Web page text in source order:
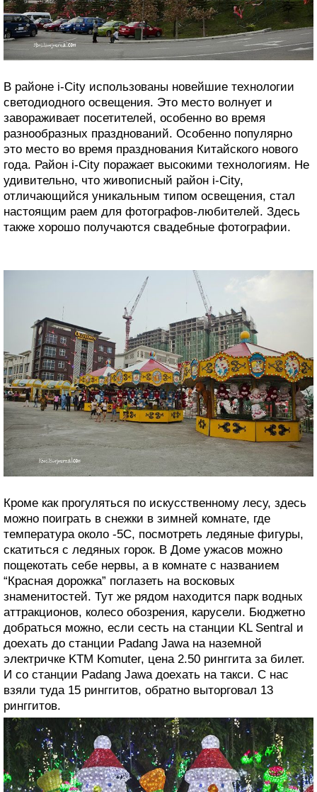
В районе i-City использованы новейшие технологии
светодиодного освещения. Это место волнует и
завораживает посетителей, особенно во время
разнообразных празднований. Особенно популярно
это место во время празднования Китайского нового
года. Район i-City поражает высокими технологиям. Не
удивительно, что живописный район i-City,
отличающийся уникальным типом освещения, стал
настоящим раем для фотографов-любителей. Здесь
также хорошо получаются свадебные фотографии.
Кроме как прогуляться по искусственному лесу, здесь
можно поиграть в снежки в зимней комнате, где
температура около -5С, посмотреть ледяные фигуры,
скатиться с ледяных горок. В Доме ужасов можно
пощекотать себе нервы, а в комнате с названием
“Красная дорожка” поглазеть на восковых
знаменитостей. Тут же рядом находится парк водных
аттракционов, колесо обозрения, карусели. Бюджетно
добраться можно, если сесть на станции KL Sentral и
доехать до станции Padang Jawa на наземной
электричке KTM Komuter, цена 2.50 ринггита за билет.
И со станции Padang Jawa доехать на такси. С нас
взяли туда 15 ринггитов, обратно выторговал 13
ринггитов.